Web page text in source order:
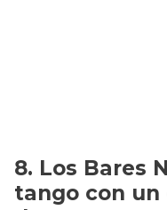
Los Bares
tango con un